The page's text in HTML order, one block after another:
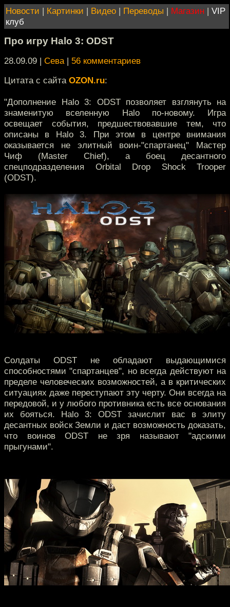
Новости | Картинки | Видео | Переводы | Магазин | VIP
клуб
Про игру Halo 3: ODST
28.09.09 | Сева| 56 комментариев
Цитата с сайта OZON.ru:
"Дополнение Halo 3: ODST позволяет взглянуть на
знаменитую вселенную Halo по-новому. Игра
освещает события, предшествовавшие тем, что
описаны в Halo 3. При этом в центре внимания
оказывается не элитный воин-"спартанец" Мастер
Чиф (Master Chief), а боец десантного
спецподразделения Orbital Drop Shock Trooper
(ODST).
Солдаты ODST не обладают выдающимися
способностями "спартанцев", но всегда действуют на
пределе человеческих возможностей, а в критических
ситуациях даже переступают эту черту. Они всегда на
передовой, и у любого противника есть все основания
их бояться. Halo 3: ODST зачислит вас в элиту
десантных войск Земли и даст возможность доказать,
что воинов ODST не зря называют "адскими
прыгунами".